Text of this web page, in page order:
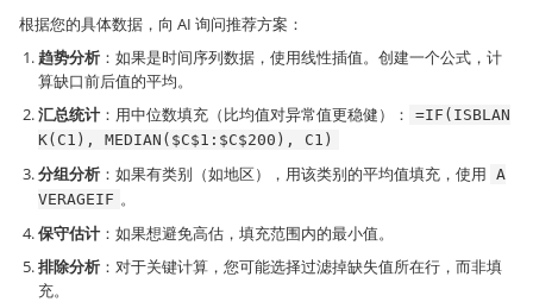
根据您的具体数据，向 AI 询问推荐方案：
趋势分析 ：如果是时间序列数据，使用线性插值。创建一个公式，计
算缺口前后值的平均。
汇总统计：用中位数填充（比均值对异常值更稳健）：
=IF(ISBLAN
K(C1), MEDIAN($C$1:$C$200), C1)
分组分析 ：如果有类别（如地区），用该类别的平均值填充，使用 A
VERAGEIF 。
保守估计：如果想避免高估，填充范围内的最小值。
排除分析 ：对于关键计算，您可能选择过滤掉缺失值所在行，而非填
充。